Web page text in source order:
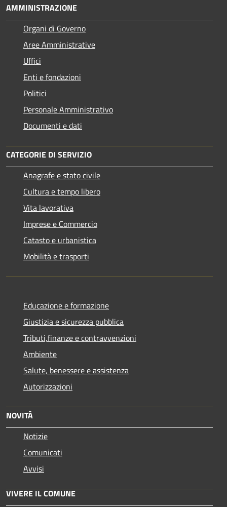
AMMINISTRAZIONE
Organi di Governo
Aree Amministrative
Uffici
Enti e fondazioni
Politici
Personale Amministrativo
Documenti e dati
CATEGORIE DI SERVIZIO
Anagrafe e stato civile
Cultura e tempo libero
Vita lavorativa
Imprese e Commercio
Catasto e urbanistica
Mobilità e trasporti
Educazione e formazione
Giustizia e sicurezza pubblica
Tributi,finanze e contravvenzioni
Ambiente
Salute, benessere e assistenza
Autorizzazioni
NOVITÀ
Notizie
Comunicati
Avvisi
VIVERE IL COMUNE